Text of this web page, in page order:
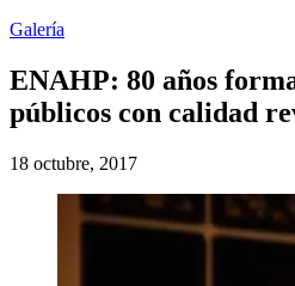
Galería
ENAHP: 80 años
públicos con calidad
18 octubre, 2017